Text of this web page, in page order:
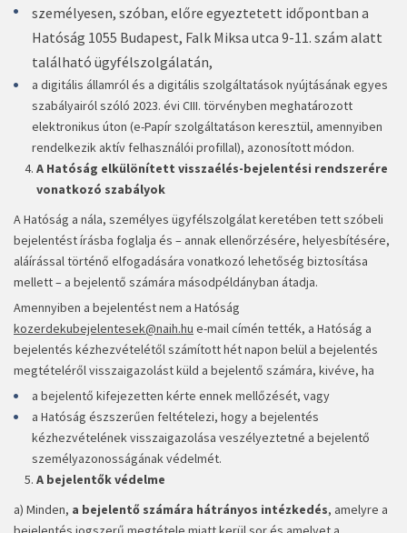
személyesen, szóban, előre egyeztetett időpontban a
Hatóság 1055 Budapest, Falk Miksa utca 9-11. szám alatt
található ügyfélszolgálatán,
a digitális államról és a digitális szolgáltatások nyújtásának egyes
szabályairól szóló 2023. évi CIII. törvényben meghatározott
elektronikus úton (e-Papír szolgáltatáson keresztül, amennyiben
rendelkezik aktív felhasználói profillal), azonosított módon.
A Hatóság elkülönített visszaélés-bejelentési rendszerére
vonatkozó szabályok
A Hatóság a nála, személyes ügyfélszolgálat keretében tett szóbeli
bejelentést írásba foglalja és – annak ellenőrzésére, helyesbítésére,
aláírással történő elfogadására vonatkozó lehetőség biztosítása
mellett – a bejelentő számára másodpéldányban átadja.
Amennyiben a bejelentést nem a Hatóság
kozerdekubejelentesek@naih.hu e-mail címén tették, a Hatóság a
bejelentés kézhezvételétől számított hét napon belül a bejelentés
megtételéről visszaigazolást küld a bejelentő számára, kivéve, ha
a bejelentő kifejezetten kérte ennek mellőzését, vagy
a Hatóság észszerűen feltételezi, hogy a bejelentés
kézhezvételének visszaigazolása veszélyeztetné a bejelentő
személyazonosságának védelmét.
A bejelentők védelme
a) Minden, a bejelentő számára hátrányos intézkedés, amelyre a